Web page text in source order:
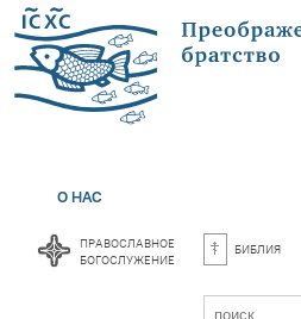
О НАС
православное
богослужение библия